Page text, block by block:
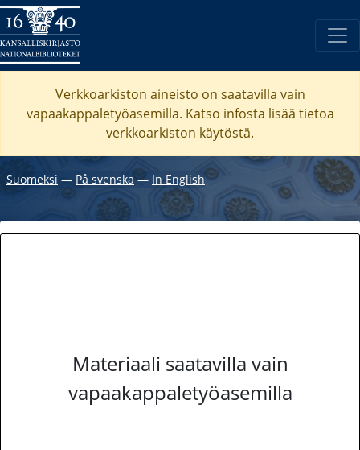
Verkkoarkiston aineisto on saatavilla vain
vapaakappaletyöasemilla. Katso infosta lisää tietoa
verkkoarkiston käytöstä.
Suomeksi ― På svenska― In English
Materiaali saatavilla vain
vapaakappaletyöasemilla